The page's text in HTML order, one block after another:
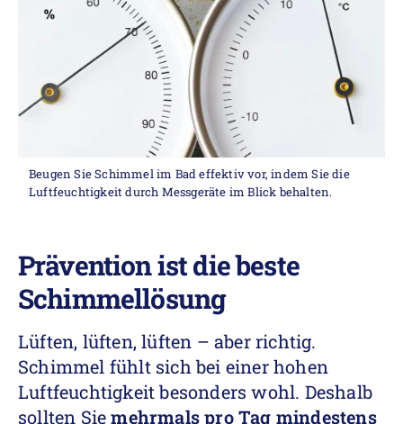
Beugen Sie Schimmel im Bad effektiv vor, indem Sie die
Luftfeuchtigkeit durch Messgeräte im Blick behalten.
Prävention ist die beste
Schimmellösung
Lüften, lüften, lüften – aber richtig.
Schimmel fühlt sich bei einer hohen
Luftfeuchtigkeit besonders wohl. Deshalb
sollten Siemehrmals pro Tag mindestens